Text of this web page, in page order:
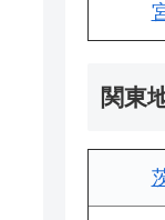
関東